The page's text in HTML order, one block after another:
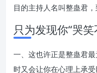
目的主持人名叫整蛊君，
只为发现你“哭
一、这也许正是整蛊君
时又会让你在心理上承